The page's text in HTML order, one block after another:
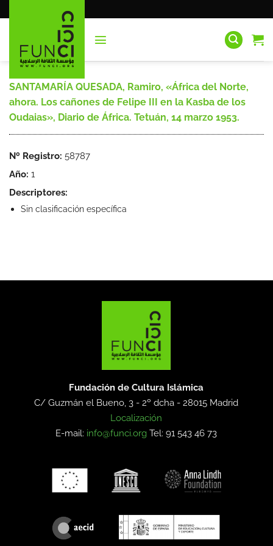
al
SANTAMARÍA QUESADA, Ramiro, «África del Norte,
ahora. Los cañones de Felipe III en la Kasba de los
Oudaias», Diario de África. Tetuán, 14 marzo 1953.
Nº Registro: 58787
Año: 1
Descriptores:
Sin clasificación específica
Fundación de Cultura Islámica
C/ Guzmán el Bueno, 3 - 2º dcha -28015 Madrid
Localización
E-mail: info@funci.org Tel: 91 543 46 73